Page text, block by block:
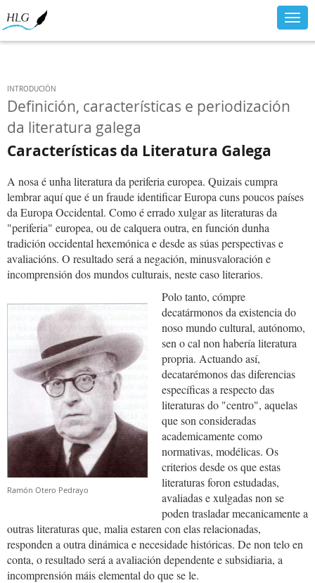
INTRODUCIÓN
Definición, características e periodización
da literatura galega
Características da Literatura Galega
A nosa é unha literatura da periferia europea. Quizais cumpra
lembrar aquí que é un fraude identificar Europa cuns poucos países
da Europa Occidental. Como é errado xulgar as literaturas da
"periferia" europea, ou de calquera outra, en función dunha
tradición occidental hexemónica e desde as súas perspectivas e
avaliacións. O resultado será a negación, minusvaloración e
incomprensión dos mundos culturais, neste caso literarios.
Ramón Otero Pedrayo
Polo tanto, cómpre
decatármonos da existencia do
noso mundo cultural, autónomo,
sen o cal non habería literatura
propria. Actuando así,
decatarémonos das diferencias
específicas a respecto das
literaturas do "centro", aquelas
que son consideradas
academicamente como
normativas, modélicas. Os
criterios desde os que estas
literaturas foron estudadas,
avaliadas e xulgadas non se
poden trasladar mecanicamente a
outras literaturas que, malia estaren con elas relacionadas,
responden a outra dinámica e necesidade históricas. De non telo en
conta, o resultado será a avaliación dependente e subsidiaria, a
incomprensión máis elemental do que se le.